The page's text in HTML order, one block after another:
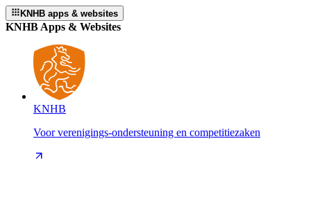
KNHB apps & websites
KNHB Apps & Websites
KNHB
Voor verenigings-ondersteuning en competitiezaken